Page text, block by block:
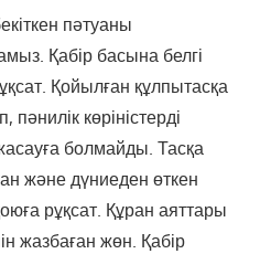
пәтуаны
Қабір басына белгі
Қойылған құлпытасқа
пәнилік көріністерді
жасауға болмайды. Тасқа
және дүниеден өткен
рұқсат. Құран аяттары
жазбаған жөн. Қабір